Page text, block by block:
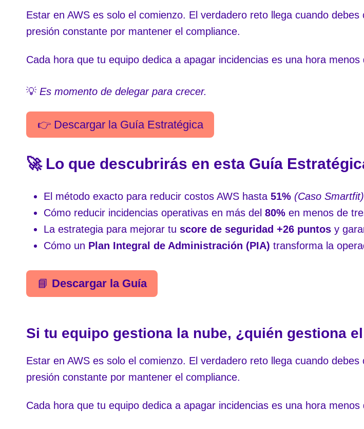
Estar en AWS es solo el comienzo. El verdadero reto llega cuando
presión constante por mantener el compliance.
Cada hora que tu equipo dedica a apagar incidencias es una hora menos
💡 Es momento de delegar para crecer.
👉 Descargar la Guía Estratégica
🚀 Lo que descubrirás en esta Guía
El método exacto para reducir costos AWS hasta 51% (Caso Smartfit)
Cómo reducir incidencias operativas en más del 80% en menos de
La estrategia para mejorar tu score de seguridad +26 puntos y
Cómo un Plan Integral de Administración (PIA) transforma la
📘 Descargar la Guía
Si tu equipo gestiona la nube, ¿quién gestiona
Estar en AWS es solo el comienzo. El verdadero reto llega cuando
presión constante por mantener el compliance.
Cada hora que tu equipo dedica a apagar incidencias es una hora menos